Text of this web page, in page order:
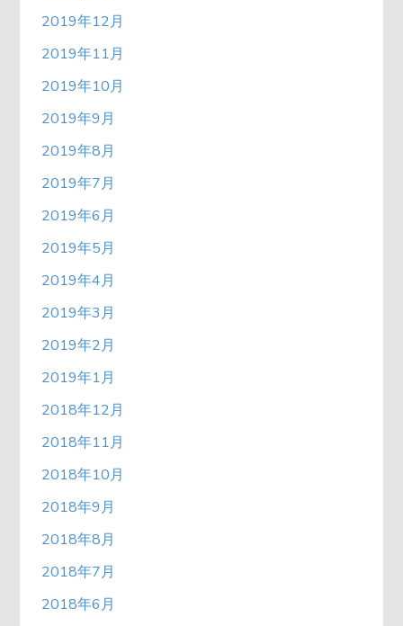
2019年12月
2019年11月
2019年10月
2019年9月
2019年8月
2019年7月
2019年6月
2019年5月
2019年4月
2019年3月
2019年2月
2019年1月
2018年12月
2018年11月
2018年10月
2018年9月
2018年8月
2018年7月
2018年6月